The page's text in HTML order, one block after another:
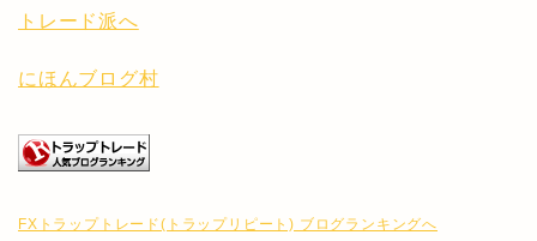
にほんブログ村
FXトラップトレード(トラップリピート) ブログランキングへ